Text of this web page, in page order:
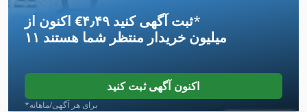
اکنون از ‎€۴٫۴۹ ثبت آگهی کنید*
۱۱ میلیون خریدار منتظر شما هستند
اکنون آگهی ثبت کنید
*برای هر آگهی/ماهانه